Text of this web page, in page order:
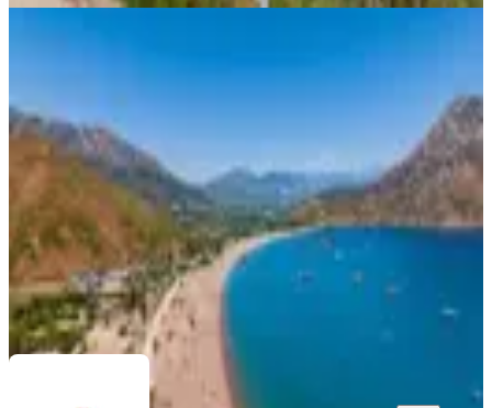
22.07.2026
39.000.000 ₺
Tam Nokta Neo 2Fatih Tamcı
Ara